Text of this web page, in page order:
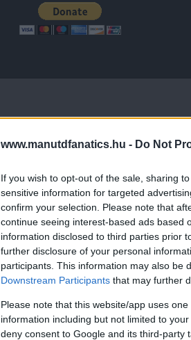
www.manutdfanatics.hu - Do Not
If you wish to opt-out of the sale, sharing
sensitive information for targeted
confirm your selection. Please note that
continue seeing interest-based ads based
information disclosed to third parties prior
further disclosure of your personal
participants. This information may also be
Downstream Participants that may further
Please note that this website/app uses
information including but not limited to
deny consent to Google and its third-party